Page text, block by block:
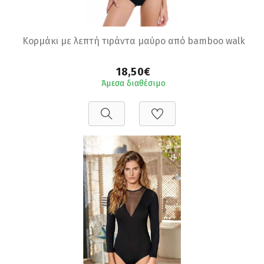
Κορμάκι με λεπτή τιράντα μαύρο από bamboo walk
18,50€
Άμεσα διαθέσιμο